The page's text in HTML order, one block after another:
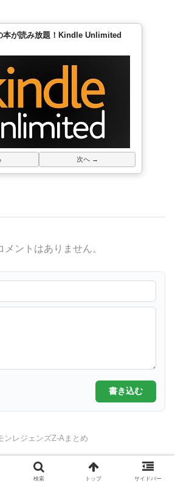
本が読み放題！Kindle Unlimited
次へ →
メントはありません。
書き込む
ンレジェンズZ-Aまとめ
検索 トップ サイドバー